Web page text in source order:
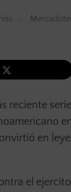
reciente
en
el